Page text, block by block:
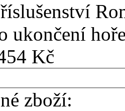
ukončení
Kč
zboží: